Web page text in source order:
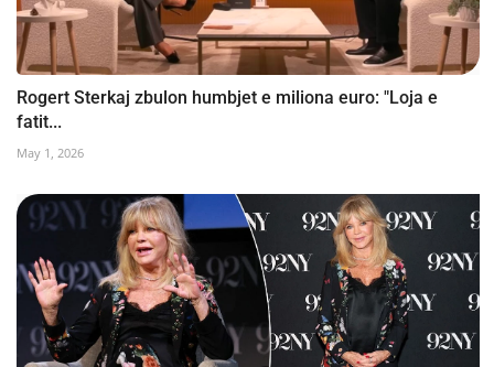
Rogert Sterkaj zbulon humbjet e miliona euro: "Loja e
fatit...
May 1, 2026